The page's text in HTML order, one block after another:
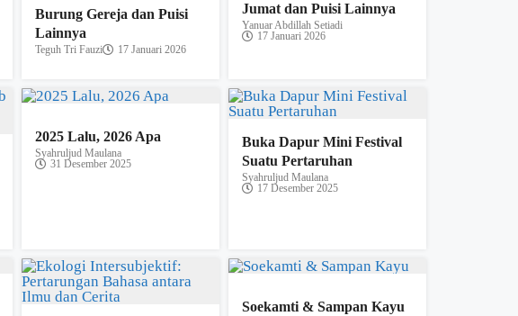
Burung Gereja dan Puisi
Lainnya
Teguh Tri Fauzi 17 Januari 2026
Jumat dan Puisi Lainnya
Yanuar Abdillah Setiadi
17 Januari 2026
2025 Lalu, 2026 Apa
Syahruljud Maulana
31 Desember 2025
Buka Dapur Mini Festival
Suatu Pertaruhan
Syahruljud Maulana
17 Desember 2025
Soekamti & Sampan Kayu